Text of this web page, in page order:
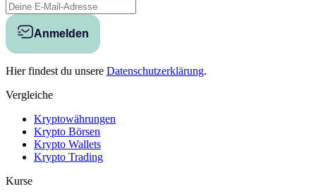
Anmelden
Hier findest du unsere Datenschutzerklärung.
Vergleiche
Kryptowährungen
Krypto Börsen
Krypto Wallets
Krypto Trading
Kurse